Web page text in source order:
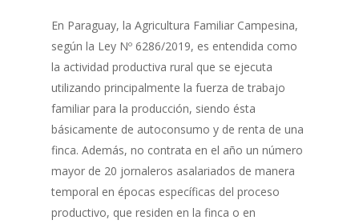
En Paraguay, la Agricultura Familiar Campesina,
según la Ley Nº 6286/2019, es entendida como
la actividad productiva rural que se ejecuta
utilizando principalmente la fuerza de trabajo
familiar para la producción, siendo ésta
básicamente de autoconsumo y de renta de una
finca. Además, no contrata en el año un número
mayor de 20 jornaleros asalariados de manera
temporal en épocas específicas del proceso
productivo, que residen en la finca o en